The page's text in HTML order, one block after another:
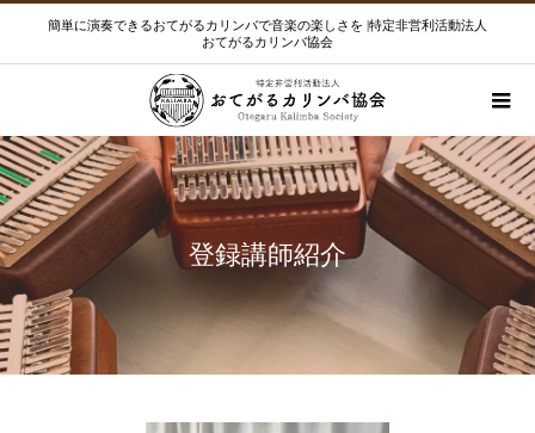
簡単に演奏できるおてがるカリンバで音楽の楽しさを |特定非営利活動法人
おてがるカリンバ協会
登録講師紹介